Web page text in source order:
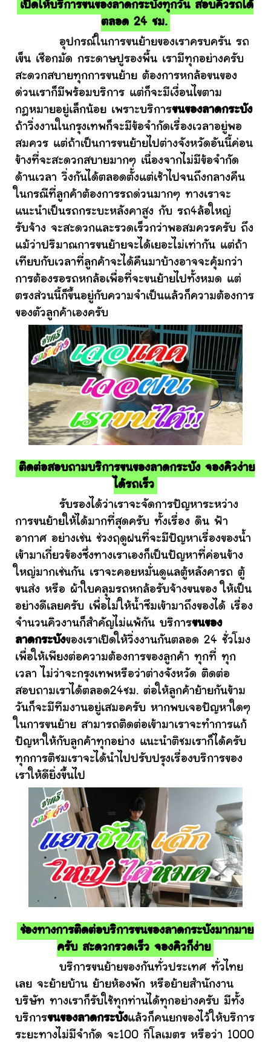
เปิดให้บริการขนของลาดกระบังทุกวัน สอบคิวรถได้
ตลอด 24 ชม.
อุปกรณ์ในการขนย้ายของเราครบครัน รถ
เข็น เชือกมัด กระดาษปูรองพื้น เรามีทุกอย่างครับ
สะดวกสบายทุกการขนย้าย ต้องการหกล้อขนของ
ด่วนเราก็มีพร้อมบริการ แต่ก็จะมีเงื่อนไขตาม
กฎหมายอยู่เล็กน้อย เพราะบริการขนของลาดกระบัง
ถ้าวิ่งงานในกรุงเทพก็จะมีข้อจำกัดเรื่องเวลาอยู่พอ
สมควร แต่ถ้าเป็นการขนย้ายไปต่างจังหวัดอันนี้ค่อน
ข้างที่จะสะดวกสบายมากๆ เนื่องจากไม่มีข้อจำกัด
ด้านเวลา วิ่งกันได้ตลอดตั้งแต่เช้าไปจนถึงกลางคืน
ในกรณีที่ลูกค้าต้องการรถด่วนมากๆ ทางเราจะ
แนะนำเป็นรถกระบะหลังคาสูง กับ รถ4ล้อใหญ่
รับจ้าง จะสะดวกและรวดเร็วกว่าพอสมควรครับ ถึง
แม้ว่าปริมาณการขนย้ายจะได้เยอะไม่เท่ากัน แต่ถ้า
เทียบกับเวลาที่ลูกค้าจะได้คืนมาบ้างอาจจะคุ้มกว่า
การต้องรอรถหกล้อเพื่อที่จะขนย้ายไปทั้งหมด แต่
ตรงส่วนนี้ก็ขึ้นอยู่กับความจำเป็นแล้วก็ความต้องการ
ของตัวลูกค้าเองครับ
ติดต่อสอบถามบริการขนของลาดกระบัง จองคิวง่าย
ได้รถเร็ว
รับรองได้ว่าเราจะจัดการปัญหาระหว่าง
การขนย้ายให้ได้มากที่สุดครับ ทั้งเรื่อง ดิน ฟ้า
อากาศ อย่างเช่น ช่วงฤดูฝนที่จะมีปัญหาเรื่องของน้ำ
เข้ามาเกี่ยวข้องซึ่งทางเราเองก็เป็นปัญหาที่ค่อนข้าง
ใหญ่มากเช่นกัน เราจะคอยหมั่นดูแลตู้หลังคารถ ตู้
ขนส่ง หรือ ผ้าใบคลุมรถหกล้อรับจ้างขนของ ให้เป็น
อย่างดีเลยครับ เพื่อไม่ให้น้ำซึมเข้ามาถึงของได้ เรื่อง
จำนวนคิวงานก็สำคัญไม่แพ้กัน บริการขนของ
ลาดกระบังของเราเปิดให้วิ่งงานกันตลอด 24 ชั่วโมง
เพื่อให้เพียงต่อความต้องการของลูกค้า ทุกที่ ทุก
เวลา ไม่ว่าจะกรุงเทพหรือว่าต่างจังหวัด ติดต่อ
สอบถามเราได้ตลอด24ชม. ต่อให้ลูกค้าย้ายกันข้าม
วันก็จะมีทีมงานอยู่เสมอครับ หากพบเจอปัญหาใดๆ
ในการขนย้าย สามารถติดต่อเข้ามาเราจะทำการแก้
ปัญหาให้กับลูกค้าทุกอย่าง แนะนำติชมเราก็ได้ครับ
ทุกการติชมเราจะได้นำไปปรับปรุงเรื่องบริการของ
เราให้ดียิ่งขึ้นไป
ช่องทางการติดต่อบริการขนของลาดกระบังมากมาย
ครับ สะดวกรวดเร็ว จองคิวก็ง่าย
บริการขนย้ายของกันทั่วประเทศ ทั่วไทย
เลย จะย้ายบ้าน ย้ายห้องพัก หรือย้ายสำนักงาน
บริษัท ทางเราก็รับใช้ทุกท่านได้ทุกอย่างครับ มีทั้ง
บริการขนของลาดกระบังแล้วก็คนยกของไว้ให้บริการ
ระยะทางไม่มีจำกัด จะ100 กิโลเมตร หรือว่า 1000